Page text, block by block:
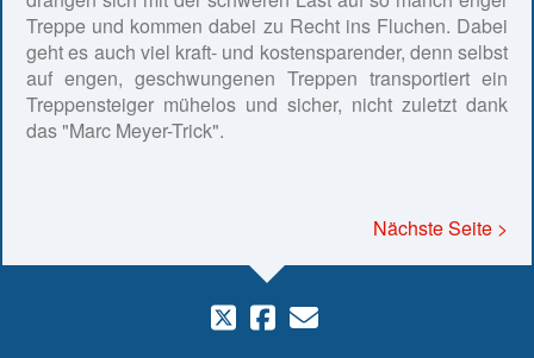
Treppe und kommen dabei zu Recht ins Fluchen. Dabei
geht es auch viel kraft- und kostensparender, denn selbst
auf engen, geschwungenen Treppen transportiert ein
Treppensteiger mühelos und sicher, nicht zuletzt dank
das "Marc Meyer-Trick".
Nächste Seite >